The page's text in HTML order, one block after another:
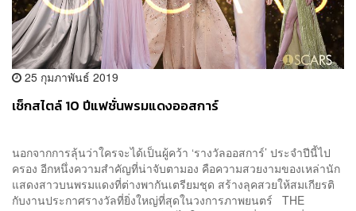
25 กุมภาพันธ์ 2019
เช็กสไตล์ 10 ปีแฟชั่นพรมแดงออสการ์
นอกจากการลุ้นว่าใครจะได้เป็นผู้คว้า ‘รางวัลออสการ์’ ประจำปีนี้ไป
ครอง อีกหนึ่งความสำคัญที่น่าจับตามอง คือความสวยงามของเหล่านัก
แสดงสาวบนพรมแดงที่ต่างพากันเตรียมชุด สร้างลุคสวยให้สมเกียรติ
กับงานประกาศรางวัลที่ยิ่งใหญ่ที่สุดในวงการภาพยนตร์ THE